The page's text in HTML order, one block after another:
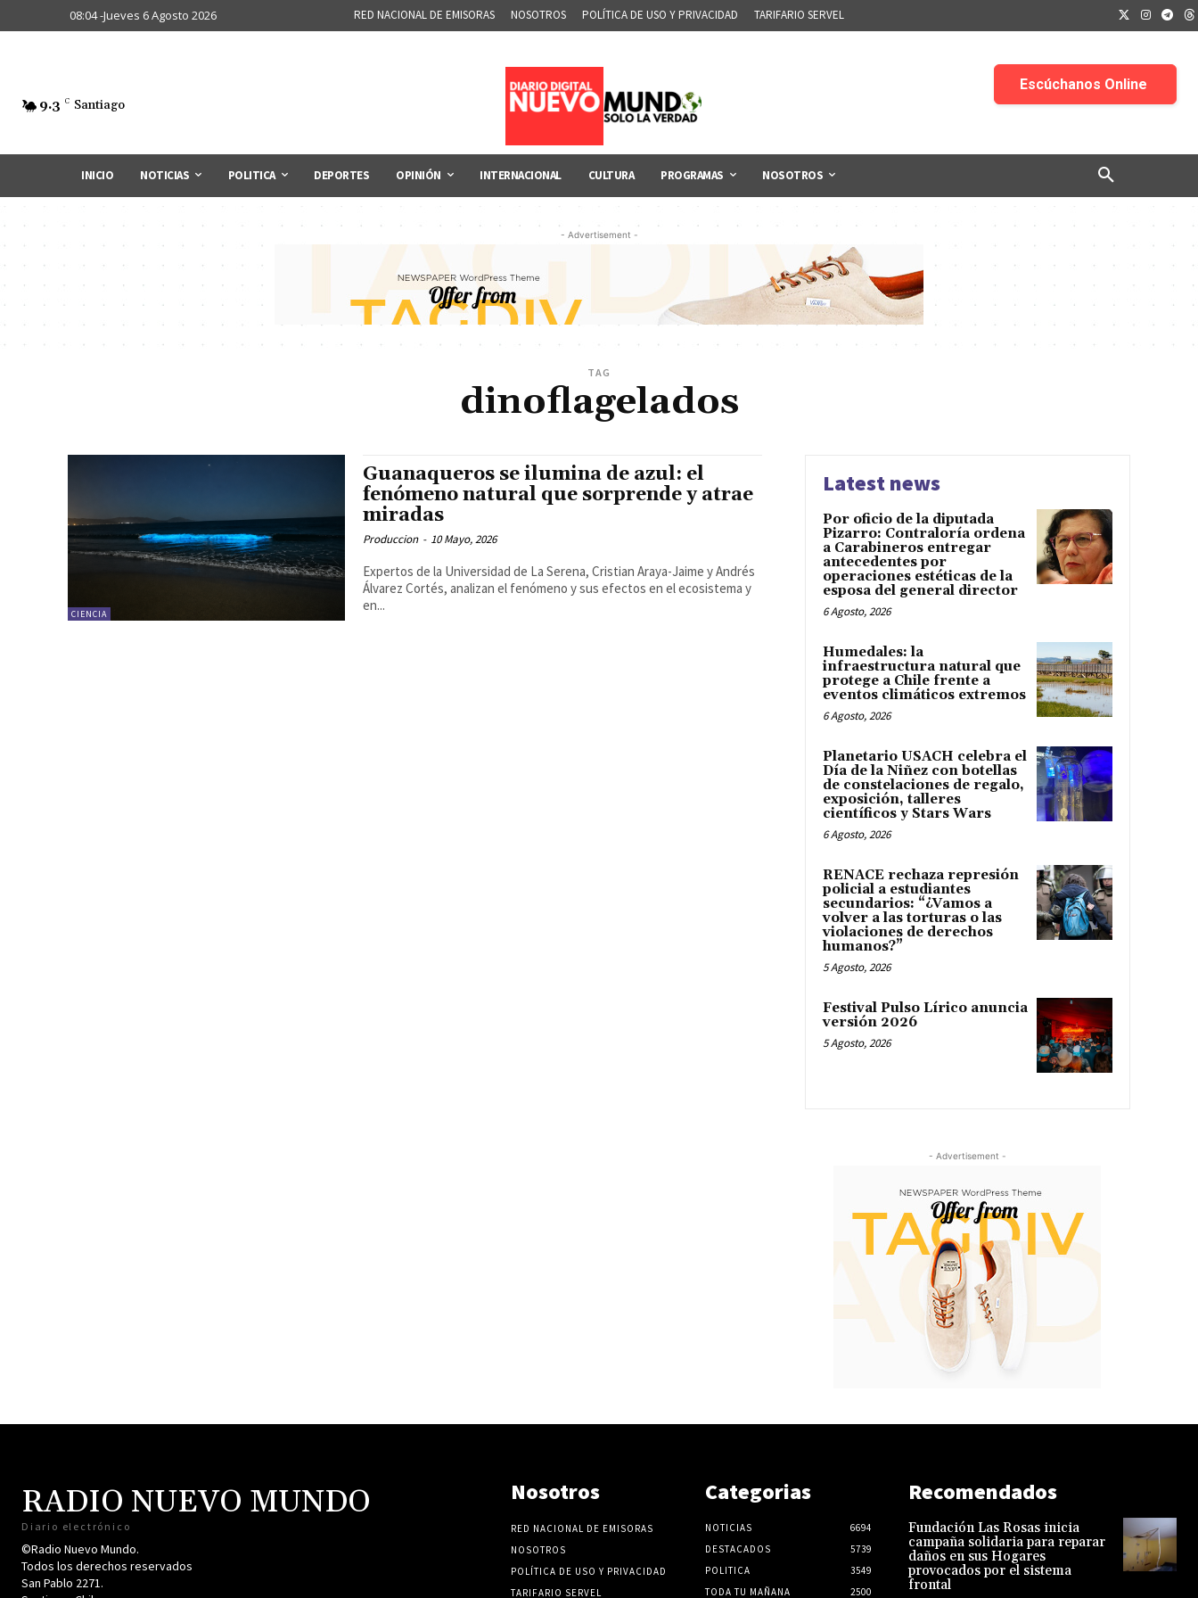
08:04 -Jueves 6 Agosto 2026 RED NACIONAL DE EMISORAS NOSOTROS POLÍTICA DE USO Y PRIVACIDAD TARIFARIO SERVEL
9.3 C Santiago
INICIO NOTICIAS POLITICA DEPORTES OPINIÓN INTERNACIONAL CULTURA PROGRAMAS NOSOTROS
- Advertisement -
TAG
dinoflagelados
CIENCIA
Guanaqueros se ilumina de azul: el
fenómeno natural que sorprende y atrae
miradas
Produccion - 10 Mayo, 2026
Expertos de la Universidad de La Serena, Cristian Araya-Jaime y Andrés
Álvarez Cortés, analizan el fenómeno y sus efectos en el ecosistema y
en...
Latest news
Por oficio de la diputada
Pizarro: Contraloría ordena
a Carabineros entregar
antecedentes por
operaciones estéticas de la
esposa del general director
6 Agosto, 2026
Humedales: la
infraestructura natural que
protege a Chile frente a
eventos climáticos extremos
6 Agosto, 2026
Planetario USACH celebra el
Día de la Niñez con botellas
de constelaciones de regalo,
exposición, talleres
científicos y Stars Wars
6 Agosto, 2026
RENACE rechaza represión
policial a estudiantes
secundarios: “¿Vamos a
volver a las torturas o las
violaciones de derechos
humanos?”
5 Agosto, 2026
Festival Pulso Lírico anuncia
versión 2026
5 Agosto, 2026
- Advertisement -
RADIO NUEVO MUNDO
Diario electrónico
©Radio Nuevo Mundo.
Todos los derechos reservados
San Pablo 2271.
Nosotros
RED NACIONAL DE EMISORAS
NOSOTROS
POLÍTICA DE USO Y PRIVACIDAD
TARIFARIO SERVEL
Categorias
NOTICIAS
6694
DESTACADOS
5739
POLITICA
3549
TODA TU MAÑANA
2500
Recomendados
Fundación Las Rosas inicia
campaña solidaria para reparar
daños en sus Hogares
provocados por el sistema
frontal